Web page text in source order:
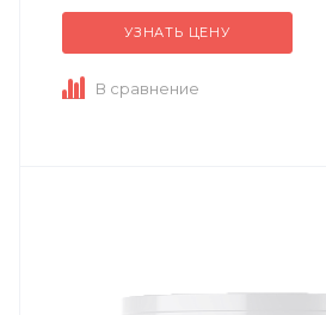
утепления подвалов, чердаков, ...
УЗНАТЬ ЦЕНУ
В сравнение